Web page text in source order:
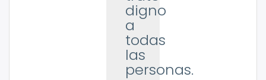
digno
a
todas
las
personas.